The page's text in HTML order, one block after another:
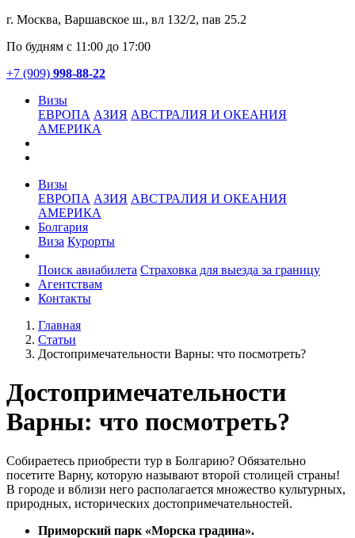
г. Москва, Варшавское ш., вл 132/2, пав 25.2
По будням с 11:00 до 17:00
+7 (909) 998-88-22
Визы
ЕВРОПА АЗИЯ АВСТРАЛИЯ И ОКЕАНИЯ
АМЕРИКА
Визы
ЕВРОПА АЗИЯ АВСТРАЛИЯ И ОКЕАНИЯ
АМЕРИКА
Болгария
Виза Курорты
Поиск авиабилета Страховка для выезда за границу
Агентствам
Контакты
Главная
Статьи
Достопримечательности Варны: что посмотреть?
Достопримечательности
Варны: что посмотреть?
Собираетесь приобрести тур в Болгарию? Обязательно
посетите Варну, которую называют второй столицей страны!
В городе и вблизи него располагается множество культурных,
природных, исторических достопримечательностей.
Приморский парк «Морска градина».